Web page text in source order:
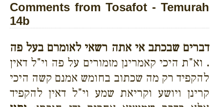
Comments from Tosafot - Temurah
14b
דברים שבכתב אי אתה רשאי לאומרם בעל פה
. וא"ת היכי קאמרינן מזמורים על פה וי"ל דאין
להקפיד רק מה שכתוב בחומש אמנם קשה היכי
קרינן ויושע וקריאת שמע וי"ל דאין להקפיד